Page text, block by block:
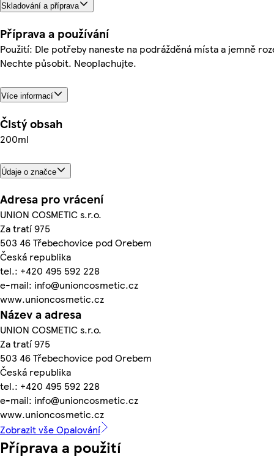
Skladování a příprava
Příprava a používání
Použití: Dle potřeby naneste na podrážděná místa a jemně
Nechte působit. Neoplachujte.
Více informací
Čistý obsah
200ml
Údaje o značce
Adresa pro vrácení
UNION COSMETIC s.r.o.
Za tratí 975
503 46 Třebechovice pod Orebem
Česká republika
tel.: +420 495 592 228
e-mail: info@unioncosmetic.cz
www.unioncosmetic.cz
Název a adresa
UNION COSMETIC s.r.o.
Za tratí 975
503 46 Třebechovice pod Orebem
Česká republika
tel.: +420 495 592 228
e-mail: info@unioncosmetic.cz
www.unioncosmetic.cz
Zobrazit vše Opalování
Příprava a použití